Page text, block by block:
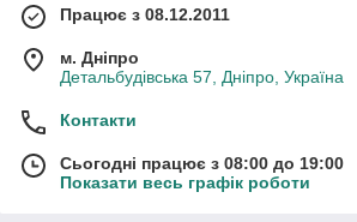
Працює з 08.12.2011
м. Дніпро
Детальбудівська 57, Дніпро, Україна
Контакти
Сьогодні працює з 08:00 до 19:00
Показати весь графік роботи